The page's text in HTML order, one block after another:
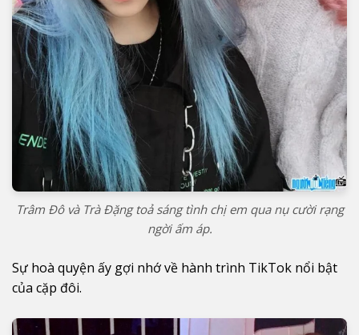
Trâm Đô và Trà Đặng toả sáng tình chị em qua nụ cười rạng
ngời ấm áp.
Sự hoà quyện ấy gợi nhớ về hành trình TikTok nổi bật
của cặp đôi.